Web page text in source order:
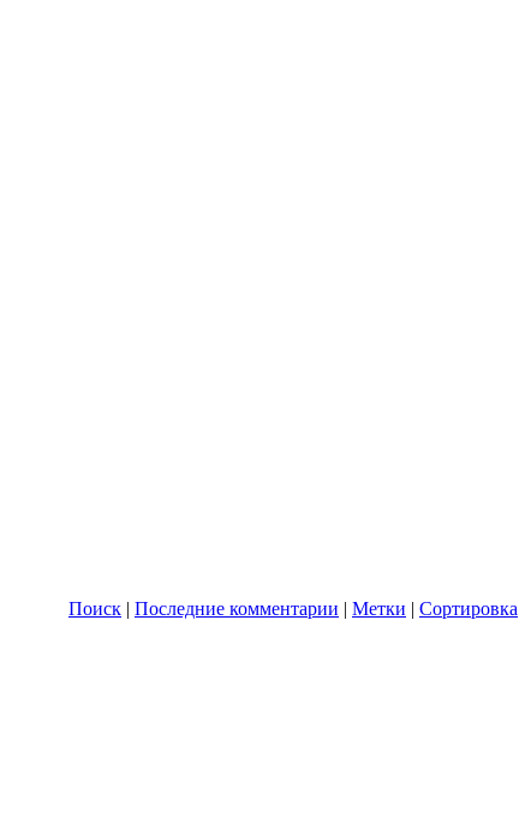
Поиск | Последние комментарии | Метки | Сортировка